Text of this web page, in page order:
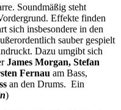
Soundmäßig steht
Effekte finden
sich insbesondere in den
sauber gespielt
Dazu umgibt sich
James Morgan, Stefan
Fernau am Bass,
an den Drums. Ein
)